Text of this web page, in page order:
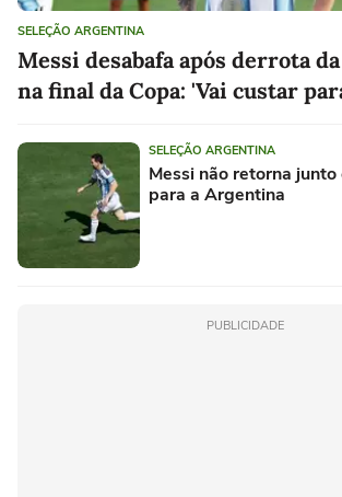
SELEÇÃO ARGENTINA
Messi desabafa após derrota
na final da Copa: 'Vai custar
SELEÇÃO ARGENTINA
Messi não retorna junto
para a Argentina
PUBLICIDADE